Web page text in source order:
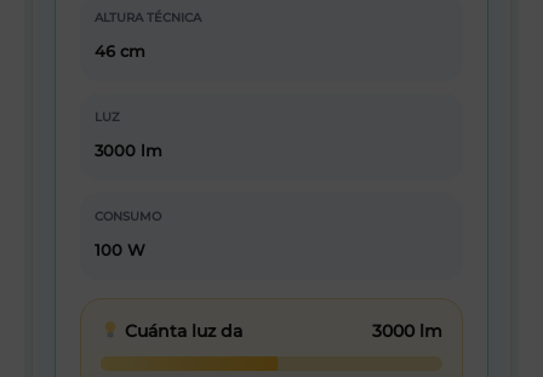
ALTURA TÉCNICA
46 cm
LUZ
3000 lm
CONSUMO
100 W
Cuánta luz da 3000 lm